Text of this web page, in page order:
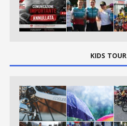
KIDS TOUR